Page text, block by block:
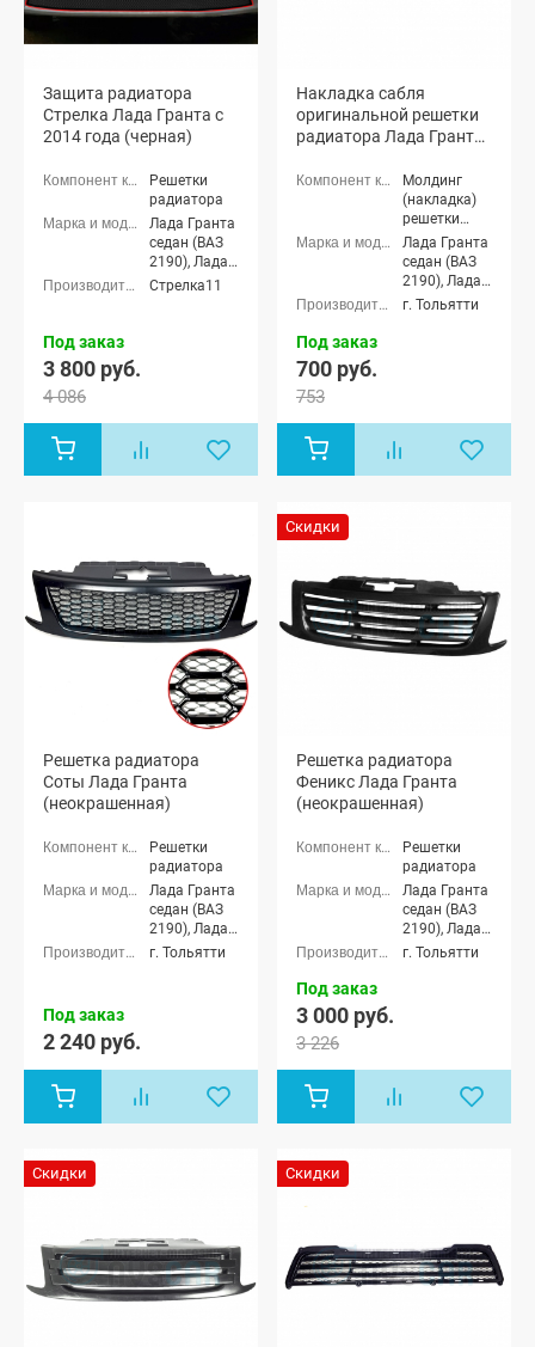
Защита радиатора
Стрелка Лада Гранта с
2014 года (черная)
Решетки
радиатора
Лада Гранта
седан (ВАЗ
2190), Лада
Гранта
Стрелка11
Под заказ
3 800 руб.
4 086
Накладка сабля
оригинальной решетки
радиатора Лада Гранта
Молдинг
(накладка)
решетки
радиатора
Лада Гранта
седан (ВАЗ
2190), Лада
Гранта
г. Тольятти
Под заказ
700 руб.
753
Решетка радиатора
Соты Лада Гранта
(неокрашенная)
Решетки
радиатора
Лада Гранта
седан (ВАЗ
2190), Лада
Гранта
г. Тольятти
Под заказ
2 240 руб.
Скидки
Решетка радиатора
Феникс Лада Гранта
(неокрашенная)
Решетки
радиатора
Лада Гранта
седан (ВАЗ
2190), Лада
Гранта
г. Тольятти
Под заказ
3 000 руб.
3 226
Скидки Скидки